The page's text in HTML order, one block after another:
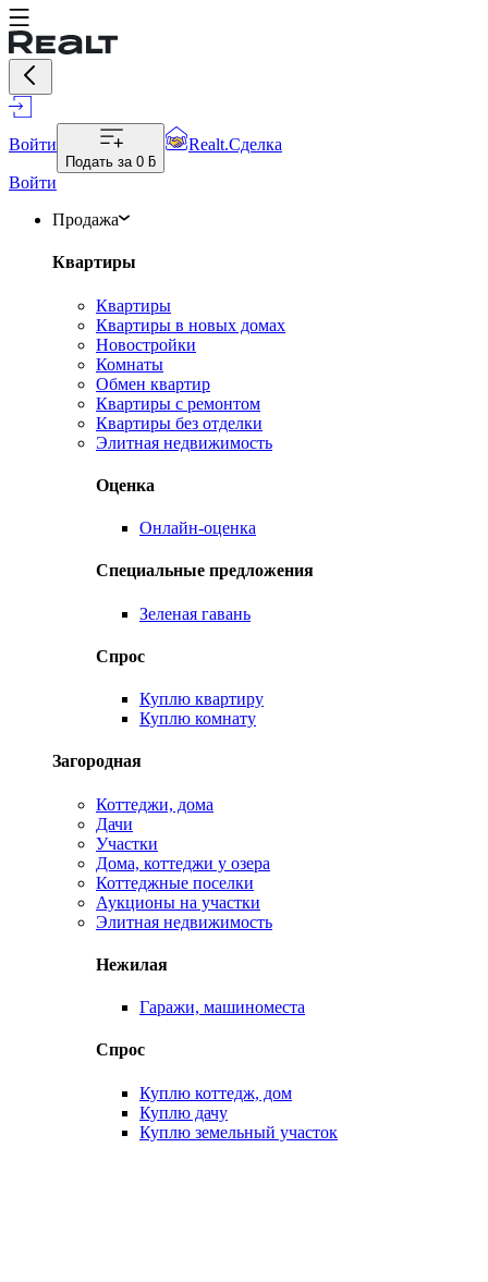
Войти
Подать за 0 ƃ
Realt.Сделка
Войти
Продажа
Квартиры
Квартиры
Квартиры в новых домах
Новостройки
Комнаты
Обмен квартир
Квартиры с ремонтом
Квартиры без отделки
Элитная недвижимость
Оценка
Онлайн-оценка
Специальные предложения
Зеленая гавань
Спрос
Куплю квартиру
Куплю комнату
Загородная
Коттеджи, дома
Дачи
Участки
Дома, коттеджи у озера
Коттеджные поселки
Аукционы на участки
Элитная недвижимость
Нежилая
Гаражи, машиноместа
Спрос
Куплю коттедж, дом
Куплю дачу
Куплю земельный участок